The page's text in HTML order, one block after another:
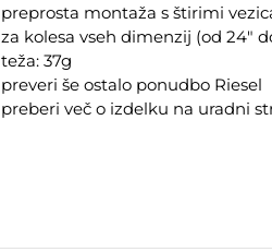
preprosta montaža s štirimi
za kolesa vseh dimenzij (od 24″
teža: 37g
preveri še ostalo ponudbo Riesel
preberi več o izdelku na uradni